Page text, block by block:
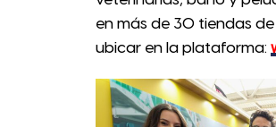
en más de 30 tiendas
ubicar en la plataforma: